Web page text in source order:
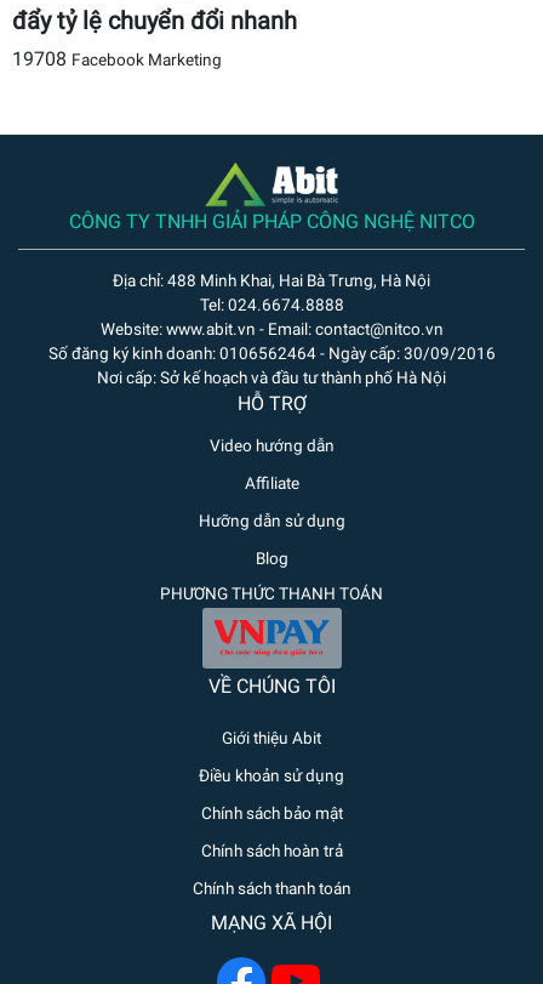
đẩy tỷ lệ chuyển đổi nhanh
19708 Facebook Marketing
CÔNG TY TNHH GIẢI PHÁP CÔNG NGHỆ NITCO
Địa chỉ: 488 Minh Khai, Hai Bà Trưng, Hà Nội
Tel: 024.6674.8888
Website: www.abit.vn - Email: contact@nitco.vn
Số đăng ký kinh doanh: 0106562464 - Ngày cấp: 30/09/2016
Nơi cấp: Sở kế hoạch và đầu tư thành phố Hà Nội
HỖ TRỢ
Video hướng dẫn
Affiliate
Hưỡng dẫn sử dụng
Blog
PHƯƠNG THỨC THANH TOÁN
VỀ CHÚNG TÔI
Giới thiệu Abit
Điều khoản sử dụng
Chính sách bảo mật
Chính sách hoàn trả
Chính sách thanh toán
MẠNG XÃ HỘI